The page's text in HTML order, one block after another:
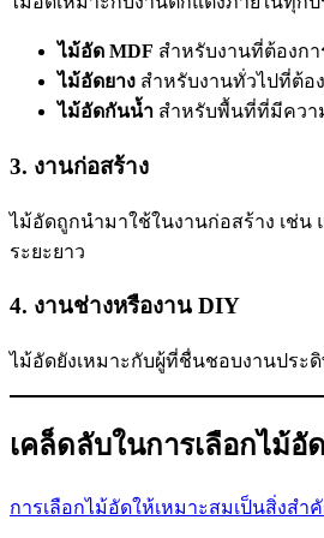
ไม้อัด MDF สำหรับงานที่ต้องก
ไม้อัดยาง สำหรับงานทั่วไปที่ต้อ
ไม้อัดกันน้ำ สำหรับพื้นที่ที่มีควา
3. งานก่อสร้าง
ไม้อัดถูกนำมาใช้ในงานก่อสร้าง เช่
ระยะยาว
4. งานช่างหรืองาน DIY
ไม้อัดยังเหมาะกับผู้ที่ชื่นชอบงานประ
เคล็ดลับในการเลือกไม้อั
การเลือกไม้อัดให้เหมาะสมเป็นสิ่งสำ